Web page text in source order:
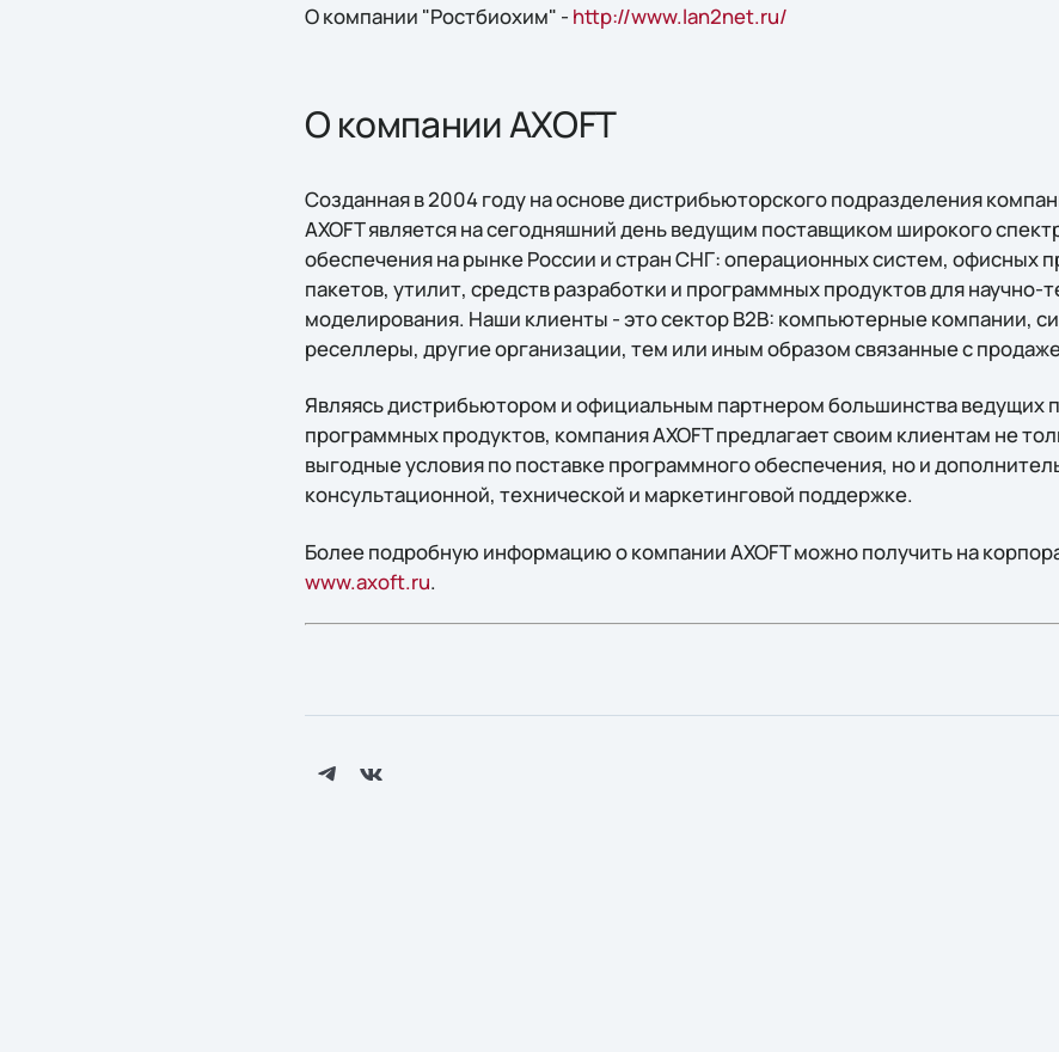
О компании "Ростбиохим" - http://www.lan2net.ru/
О компании AXOFT
Созданная в 2004 году на основе дистрибьюторского подразделения
AXOFT является на сегодняшний день ведущим поставщиком широкого
обеспечения на рынке России и стран СНГ: операционных систем, офисных
пакетов, утилит, средств разработки и программных продуктов для научно-
моделирования. Наши клиенты - это сектор B2B: компьютерные компании,
реселлеры, другие организации, тем или иным образом связанные с
Являясь дистрибьютором и официальным партнером большинства ведущих
программных продуктов, компания AXOFT предлагает своим клиентам не
выгодные условия по поставке программного обеспечения, но и
консультационной, технической и маркетинговой поддержке.
Более подробную информацию о компании AXOFT можно получить на
www.axoft.ru.